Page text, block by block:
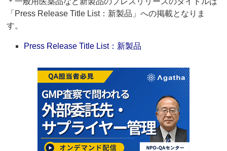
「Press Release Title List：新製品」への掲載となりま
す。
Press Release Title List：新製品